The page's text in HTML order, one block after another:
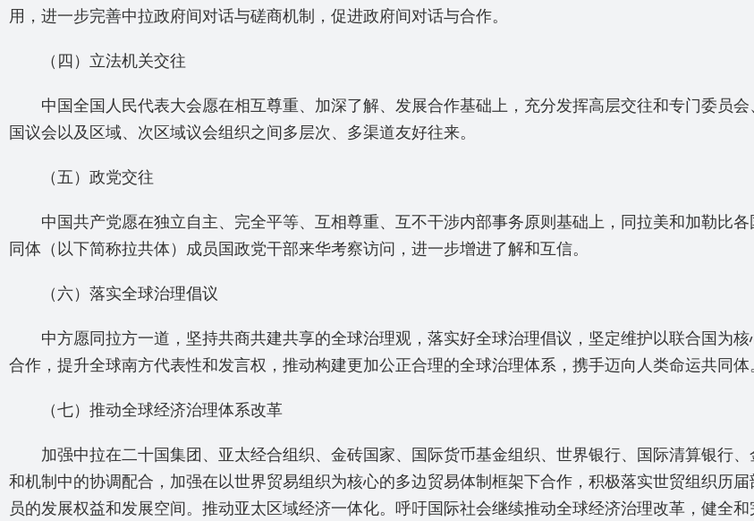
用，进一步完善中拉政府间对话与磋商机制，促进政府间对话与合作。
（四）立法机关交往
中国全国人民代表大会愿在相互尊重、加深了解、发展合作基础上，充分发挥高层交往和专门委员
国议会以及区域、次区域议会组织之间多层次、多渠道友好往来。
（五）政党交往
中国共产党愿在独立自主、完全平等、互相尊重、互不干涉内部事务原则基础上，同拉美和加勒比
同体（以下简称拉共体）成员国政党干部来华考察访问，进一步增进了解和互信。
（六）落实全球治理倡议
中方愿同拉方一道，坚持共商共建共享的全球治理观，落实好全球治理倡议，坚定维护以联合国为
合作，提升全球南方代表性和发言权，推动构建更加公正合理的全球治理体系，携手迈向人类命运共同
（七）推动全球经济治理体系改革
加强中拉在二十国集团、亚太经合组织、金砖国家、国际货币基金组织、世界银行、国际清算银行
和机制中的协调配合，加强在以世界贸易组织为核心的多边贸易体制框架下合作，积极落实世贸组织历
员的发展权益和发展空间。推动亚太区域经济一体化。呼吁国际社会继续推动全球经济治理改革，健全